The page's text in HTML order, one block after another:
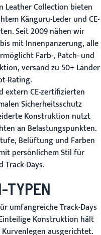
Leather Collection bieten
Känguru-Leder und CE-
Seit 2009 nähen wir
mit Innenpanzerung, alle
Farb-, Patch- und
versand zu 50+ Länder
Rating.
extern CE-zertifizierten
Sicherheitsschutz
Konstruktion nutzt
an Belastungspunkten.
Belüftung und Farben
persönlichem Stil für
Days.
TYPEN
umfangreiche Track-Days
Konstruktion hält
ausgerichtet.